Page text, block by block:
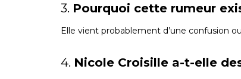
3. Pourquoi cette rumeur
Elle vient probablement d’une confusion
4. Nicole Croisille a-t-elle